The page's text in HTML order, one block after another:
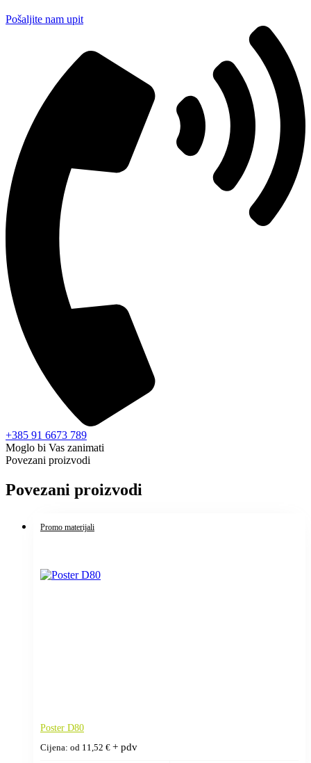
Pošaljite nam upit
+385 91 6673 789
Moglo bi Vas zanimati
Povezani proizvodi
Povezani proizvodi
Promo materijali
Poster D80
Cijena: od 11,52 € + pdv